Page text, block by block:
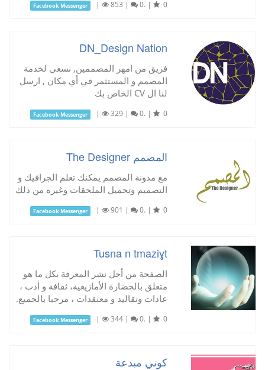
Facebook Messenger | 853 | 0. | 0
DN_Design Nation
فريق من امهر المصممين, نسعى لخدمة
المصمم و المستثمر في أي مكان , ارسل
لنا ال CV الخاص بك
Facebook Messenger | 329 | 0. | 0
المصمم The Designer
مع مدونة المصمم يمكنك تعلم الجرافيك و
التصميم وتحميل الملحقات وغيره من ذلك
Facebook Messenger | 901 | 0. | 0
Tusna n tmaziɣt
الصفحة من أجل نشر المعرفة بكل ما هو
متعلق بالحضارة الأمازيغية، ثقافة و أدب ،
عادات وتقاليد و معتقدات ، مرحبا بالجميع.
Facebook Messenger | 344 | 0. | 0
كوني مبدعة